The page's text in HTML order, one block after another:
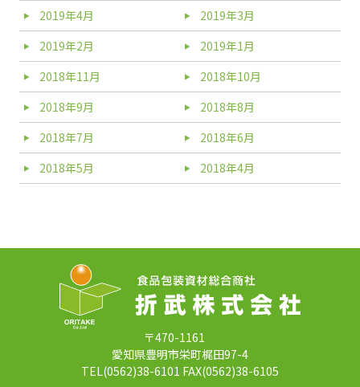
2019年4月
2019年3月
2019年2月
2019年1月
2018年11月
2018年10月
2018年9月
2018年8月
2018年7月
2018年6月
2018年5月
2018年4月
〒470-1161
愛知県豊明市栄町梶田97-4
TEL(0562)38-6101 FAX(0562)38-6105